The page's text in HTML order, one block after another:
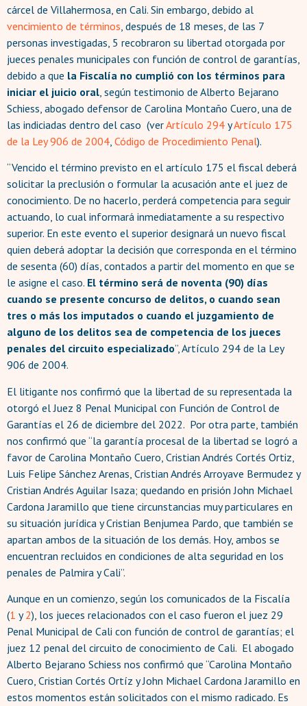
cárcel de Villahermosa, en Cali. Sin embargo, debido al
vencimiento de términos, después de 18 meses, de las 7
personas investigadas, 5 recobraron su libertad otorgada por
jueces penales municipales con función de control de garantías,
debido a que la Fiscalía no cumplió con los términos para
iniciar el juicio oral, según testimonio de Alberto Bejarano
Schiess, abogado defensor de Carolina Montaño Cuero, una de
las indiciadas dentro del caso (verArtículo 294 yArtículo 175
de la Ley 906 de 2004, Código de Procedimiento Penal).
“Vencido el término previsto en el artículo 175 el fiscal deberá
solicitar la preclusión o formular la acusación ante el juez de
conocimiento. De no hacerlo, perderá competencia para seguir
actuando, lo cual informará inmediatamente a su respectivo
superior. En este evento el superior designará un nuevo fiscal
quien deberá adoptar la decisión que corresponda en el término
de sesenta (60) días, contados a partir del momento en que se
le asigne el caso. El término será de noventa (90) días
cuando se presente concurso de delitos, o cuando sean
tres o más los imputados o cuando el juzgamiento de
alguno de los delitos sea de competencia de los jueces
penales del circuito especializado”, Artículo 294 de la Ley
906 de 2004.
El litigante nos confirmó que la libertad de su representada la
otorgó el Juez 8 Penal Municipal con Función de Control de
Garantías el 26 de diciembre del 2022. Por otra parte, también
nos confirmó que “la garantía procesal de la libertad se logró a
favor de Carolina Montaño Cuero, Cristian Andrés Cortés Ortiz,
Luis Felipe Sánchez Arenas, Cristian Andrés Arroyave Bermudez y
Cristian Andrés Aguilar Isaza; quedando en prisión John Michael
Cardona Jaramillo que tiene circunstancias muy particulares en
su situación jurídica y Cristian Benjumea Pardo, que también se
apartan ambos de la situación de los demás. Hoy, ambos se
encuentran recluidos en condiciones de alta seguridad en los
penales de Palmira y Cali”.
Aunque en un comienzo, según los comunicados de la Fiscalía
(1 y2), los jueces relacionados con el caso fueron el juez 29
Penal Municipal de Cali con función de control de garantías; el
juez 12 penal del circuito de conocimiento de Cali. El abogado
Alberto Bejarano Schiess nos confirmó que “Carolina Montaño
Cuero, Cristian Cortés Ortíz y John Michael Cardona Jaramillo en
estos momentos están solicitados con el mismo radicado. Es